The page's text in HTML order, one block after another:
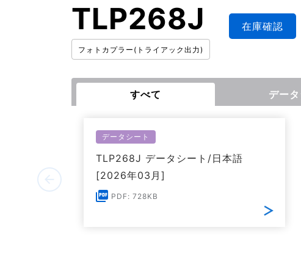
TLP268J
フォトカプラー(トライアック出力)
在庫確認
すべて デー
データシート
TLP268J データシート/日本語
[2026年03月]
PDF: 728KB